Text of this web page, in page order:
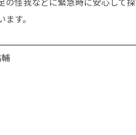
す。